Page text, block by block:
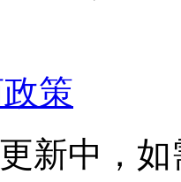
策
新中，